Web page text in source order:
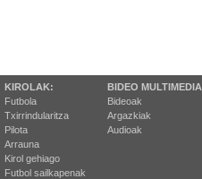
KIROLAK:
Futbola
Txirrindularitza
Pilota
Arrauna
Kirol gehiago
Futbol sailkapenak
BIDEO MULTIMEDIA
Bideoak
Argazkiak
Audioak